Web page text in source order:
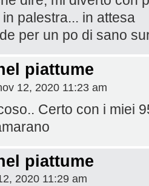
palestra... in attesa
per un po di sano
piattume
12, 2020 11:23 am
Certo con i miei
piattume
2020 11:29 am